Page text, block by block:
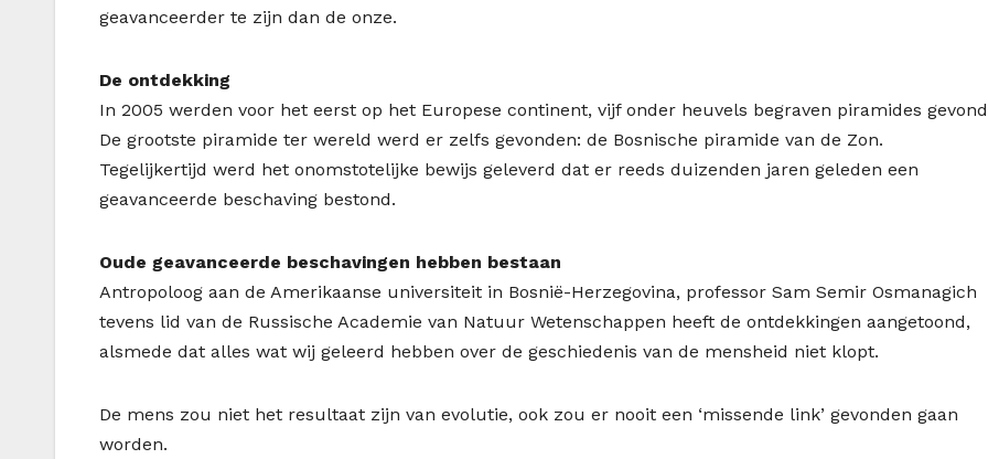
geavanceerder te zijn dan de onze.
De ontdekking
In 2005 werden voor het eerst op het Europese continent, vijf onder heuvels begraven piramides
De grootste piramide ter wereld werd er zelfs gevonden: de Bosnische piramide van de Zon.
Tegelijkertijd werd het onomstotelijke bewijs geleverd dat er reeds duizenden jaren geleden een
geavanceerde beschaving bestond.
Oude geavanceerde beschavingen hebben bestaan
Antropoloog aan de Amerikaanse universiteit in Bosnië-Herzegovina, professor Sam Semir Osmanagich
tevens lid van de Russische Academie van Natuur Wetenschappen heeft de ontdekkingen aangetoond,
alsmede dat alles wat wij geleerd hebben over de geschiedenis van de mensheid niet klopt.
De mens zou niet het resultaat zijn van evolutie, ook zou er nooit een ‘missende link’ gevonden gaan
worden.